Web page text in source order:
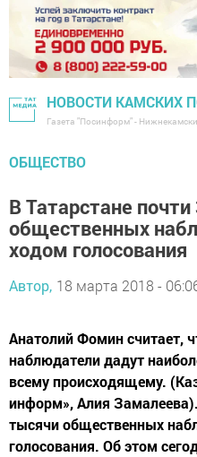
НОВОСТИ КАМСКИХ
Газета "Посинформ" -
ОБЩЕСТВО
В Татарстане
общественных
ходом голосования
Автор, 18 марта 2018 -
Анатолий Фомин считает,
наблюдатели дадут
всему происходящему.
информ», Алия
тысячи общественных
голосования. Об этом